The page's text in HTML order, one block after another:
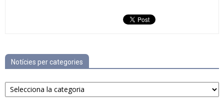
Notícies per categories
Notícies
per